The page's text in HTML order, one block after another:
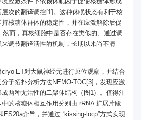
次的翻译调控[1]。这种休眠状态有利于核
核糖体群体的稳定性，并在应激解除后促
而，真核细胞中是否存在类似的、通过调
调节翻译活性的机制，长期以来尚不清
ET对大鼠神经元进行原位观察，并结合
子拓扑分析方法NEMO-TOC[3]，发现应激
两种无活性的二聚体结构（图1）。值得注
的核糖体相互作用分别由 rRNA 扩展片段
ES20a介导，并通过 “kissing-loop”方式实现